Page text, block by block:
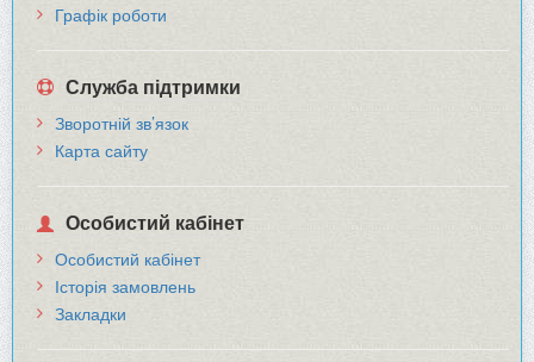
Графік роботи
Служба підтримки
Зворотній зв’язок
Карта сайту
Особистий кабінет
Особистий кабінет
Історія замовлень
Закладки